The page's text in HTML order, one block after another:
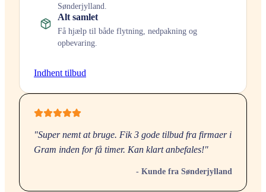
Sønderjylland.
Alt samlet
Få hjælp til både flytning, nedpakning og
opbevaring.
Indhent tilbud
"Super nemt at bruge. Fik 3 gode tilbud fra firmaer i
Gram inden for få timer. Kan klart anbefales!"
- Kunde fra Sønderjylland